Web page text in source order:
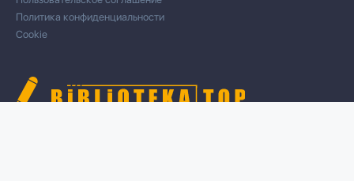
Политика конфиденциальности
Cookie